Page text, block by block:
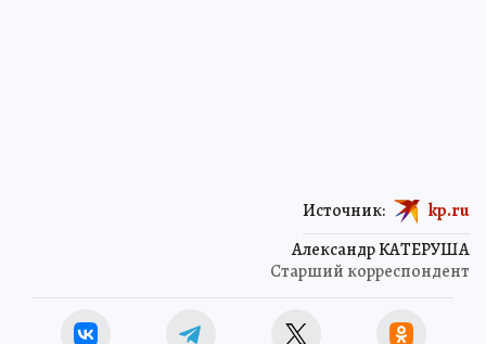
Александр КАТЕРУША
Старший корреспондент
Источник: kp.ru